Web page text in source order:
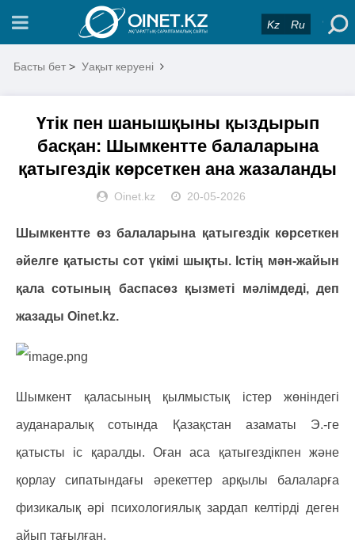
Kz Ru
Басты бет > Уақыт керуені
Үтік пен шанышқыны қыздырып
басқан: Шымкентте балаларына
қатыгездік көрсеткен ана жазаланды
Oinet.kz 20-05-2026
Шымкентте өз балаларына қатыгездік көрсеткен
әйелге қатысты сот үкімі шықты. Істің мән-жайын
қала сотының баспасөз қызметі мәлімдеді, деп
жазады Оinet.kz.
Шымкент қаласының қылмыстық істер жөніндегі
ауданаралық сотында Қазақстан азаматы Э.-ге
қатысты іс қаралды. Оған аса қатыгездікпен және
қорлау сипатындағы әрекеттер арқылы балаларға
физикалық әрі психологиялық зардап келтірді деген
айып тағылған.